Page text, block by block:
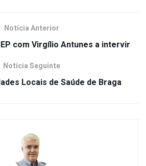
Notícia Anterior
com Virgílio Antunes a intervir
Notícia Seguinte
Locais de Saúde de Braga